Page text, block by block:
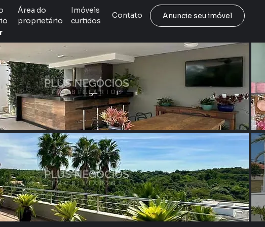
Área do
proprietário
Imóveis
curtidos
Contato
Anuncie seu imóvel